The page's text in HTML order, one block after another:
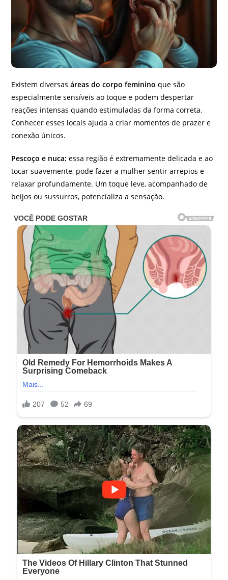
Existem diversasáreas do corpo feminino que são
especialmente sensíveis ao toque e podem despertar
reações intensas quando estimuladas da forma correta.
Conhecer esses locais ajuda a criar momentos de prazer e
conexão únicos.
Pescoço e nuca: essa região é extremamente delicada e ao
tocar suavemente, pode fazer a mulher sentir arrepios e
relaxar profundamente. Um toque leve, acompanhado de
beijos ou sussurros, potencializa a sensação.